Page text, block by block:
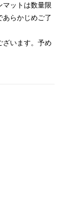
ットは数量限
らかじめご了
います。予め